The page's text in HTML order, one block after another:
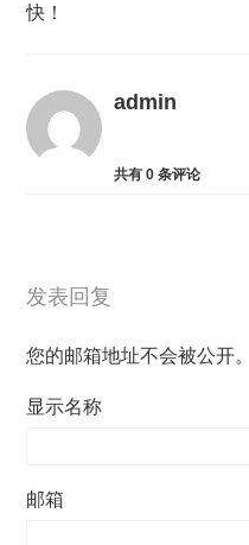
快！
admin
共有0 条评论
发表回复
您的邮箱地址不会被公开。
显示名称
邮箱